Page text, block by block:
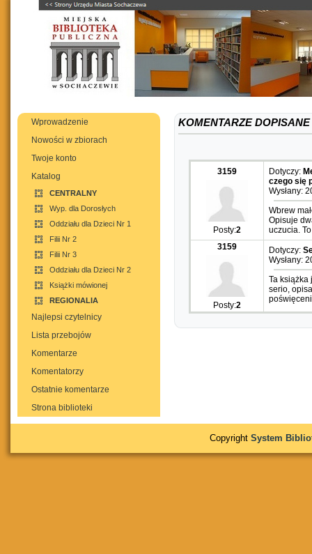
Wprowadzenie
Nowości w zbiorach
Twoje konto
Katalog
CENTRALNY
Wyp. dla Dorosłych
Oddziału dla Dzieci Nr 1
Filii Nr 2
Filii Nr 3
Oddziału dla Dzieci Nr 2
Książki mówionej
REGIONALIA
Najlepsi czytelnicy
Lista przebojów
Komentarze
Komentatorzy
Ostatnie komentarze
Strona biblioteki
KOMENTARZE DOPISANE
3159
Posty:2
Dotyczy:
czego się
Wysłany:
Wbrew
Opisuje
uczucia.
3159
Posty:2
Dotyczy:
Wysłany:
Ta książka
serio,
Copyright System